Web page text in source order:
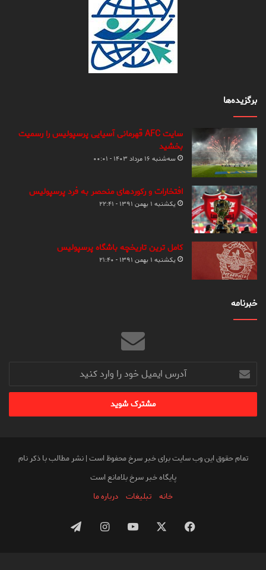
برگزیده‌ها
سایت AFC قهرمانی آسیایی پرسپولیس را رسمیت
بخشید
سه‌شنبه ۱۶ مرداد ۱۴۰۳ - ۰۰:۰۱
افتخارات و رکوردهای منحصر به فرد پرسپولیس
یکشنبه ۱ بهمن ۱۳۹۱ - ۲۲:۴۱
کامل ترین تاریخچه باشگاه پرسپولیس
یکشنبه ۱ بهمن ۱۳۹۱ - ۲۱:۴۰
خبرنامه
آدرس
ایمیل
خود
وارد
تمام حقوق این وب سایت برای خبر سرخ محفوظ است | نشر مطالب با ذکر نام
پایگاه خبر سرخ بلامانع است
خانه
تبلیغات درباره ما
فیس
یوتیوباینستاگرامتلگرام